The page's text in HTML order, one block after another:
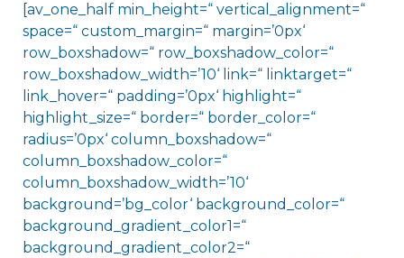
[av_one_half min_height=“ vertical_alignment=“
space=“ custom_margin=“ margin=’0px‘
row_boxshadow=“ row_boxshadow_color=“
row_boxshadow_width=’10‘ link=“ linktarget=“
link_hover=“ padding=’0px‘ highlight=“
highlight_size=“ border=“ border_color=“
radius=’0px‘ column_boxshadow=“
column_boxshadow_color=“
column_boxshadow_width=’10‘
background=’bg_color‘ background_color=“
background_gradient_color1=“
background_gradient_color2=“